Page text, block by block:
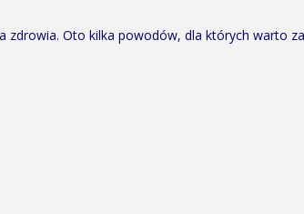
zdrowia. Oto kilka powodów, dla których warto